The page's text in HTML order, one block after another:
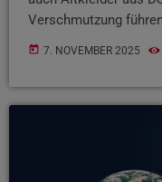
Verschmutzung
today 7. NOVEMBER 2025